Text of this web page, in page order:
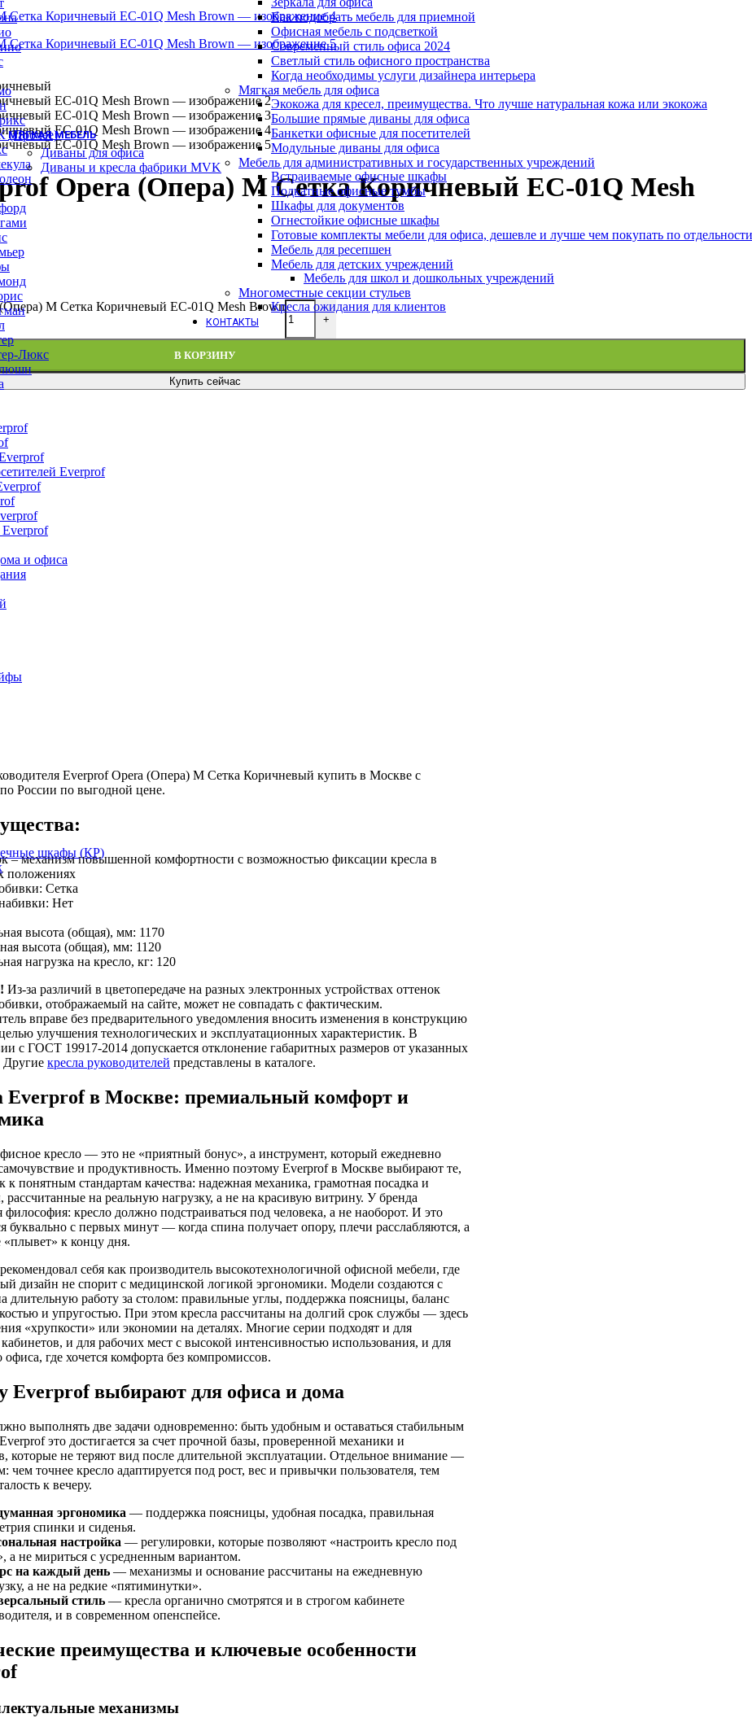
Как подобрать мебель для приемной
Офисная мебель с подсветкой
Современный стиль офиса 2024
Светлый стиль офисного пространства
Когда необходимы услуги дизайнера интерьера
Мягкая мебель для офиса
Экокожа для кресел, преимущества. Что лучше натуральная кожа или экокожа
Большие прямые диваны для офиса
Банкетки офисные для посетителей
Модульные диваны для офиса
Мебель для административных и государственных учреждений
Встраиваемые офисные шкафы
Подкатные офисные тумбы
Шкафы для документов
Огнестойкие офисные шкафы
Готовые комплекты мебели для офиса, дешевле и лучше чем покупать по отдельности
Мебель для ресепшен
Мебель для детских учреждений
Мебель для школ и дошкольных учреждений
Многоместные секции стульев
Кресла ожидания для клиентов
КОНТАКТЫ
(Прочее)
Люкс
Everprof
и офиса
шкафы (КР)
Геймерские кресла
Кресла для отдыха
Премиум кресла
Серия WOOD (ВУД)
Офисные стулья
МЯГКАЯ МЕБЕЛЬ
Диваны для офиса
Диваны и кресла фабрики MVK
Opera (Опера) M Сетка Коричневый EC-01Q Mesh
M Сетка Коричневый EC-01Q Mesh Brown
+
В КОРЗИНУ
Купить сейчас
Everprof Opera (Опера) M Сетка Коричневый купить в Москве с
России по выгодной цене.
– механизм повышенной комфортности с возможностью фиксации кресла в
положениях
Сетка
Нет
высота (общая), мм: 1170
высота (общая), мм: 1120
нагрузка на кресло, кг: 120
Из-за различий в цветопередаче на разных электронных устройствах оттенок
отображаемый на сайте, может не совпадать с фактическим.
вправе без предварительного уведомления вносить изменения в конструкцию
улучшения технологических и эксплуатационных характеристик. В
с ГОСТ 19917-2014 допускается отклонение габаритных размеров от указанных
кресла руководителей представлены в каталоге.
Everprof в Москве: премиальный комфорт и
кресло — это не «приятный бонус», а инструмент, который ежедневно
и продуктивность. Именно поэтому Everprof в Москве выбирают те,
к понятным стандартам качества: надежная механика, грамотная посадка и
рассчитанные на реальную нагрузку, а не на красивую витрину. У бренда
философия: кресло должно подстраиваться под человека, а не наоборот. И это
буквально с первых минут — когда спина получает опору, плечи расслабляются, а
«плывет» к концу дня.
себя как производитель высокотехнологичной офисной мебели, где
дизайн не спорит с медицинской логикой эргономики. Модели создаются с
длительную работу за столом: правильные углы, поддержка поясницы, баланс
и упругостью. При этом кресла рассчитаны на долгий срок службы — здесь
«хрупкости» или экономии на деталях. Многие серии подходят и для
и для рабочих мест с высокой интенсивностью использования, и для
где хочется комфорта без компромиссов.
Everprof выбирают для офиса и дома
выполнять две задачи одновременно: быть удобным и оставаться стабильным
это достигается за счет прочной базы, проверенной механики и
которые не теряют вид после длительной эксплуатации. Отдельное внимание —
чем точнее кресло адаптируется под рост, вес и привычки пользователя, тем
к вечеру.
эргономика — поддержка поясницы, удобная посадка, правильная
спинки и сиденья.
настройка — регулировки, которые позволяют «настроить кресло под
а не мириться с усредненным вариантом.
на каждый день — механизмы и основание рассчитаны на ежедневную
а не на редкие «пятиминутки».
стиль — кресла органично смотрятся и в строгом кабинете
и в современном опенспейсе.
преимущества и ключевые особенности
механизмы